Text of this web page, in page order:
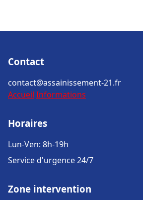
Contact
contact@assainissement-21.fr
Accueil Informations
Horaires
Lun-Ven: 8h-19h
Service d'urgence 24/7
Zone intervention